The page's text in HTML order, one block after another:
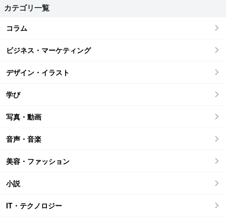
カテゴリ一覧
コラム
ビジネス・マーケティング
デザイン・イラスト
学び
写真・動画
音声・音楽
美容・ファッション
小説
IT・テクノロジー